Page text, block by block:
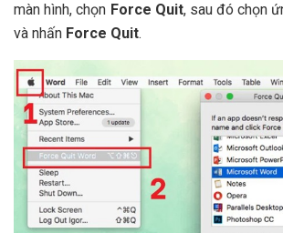
màn hình, chọn Force Quit, sau đó chọn
và nhấn Force Quit.